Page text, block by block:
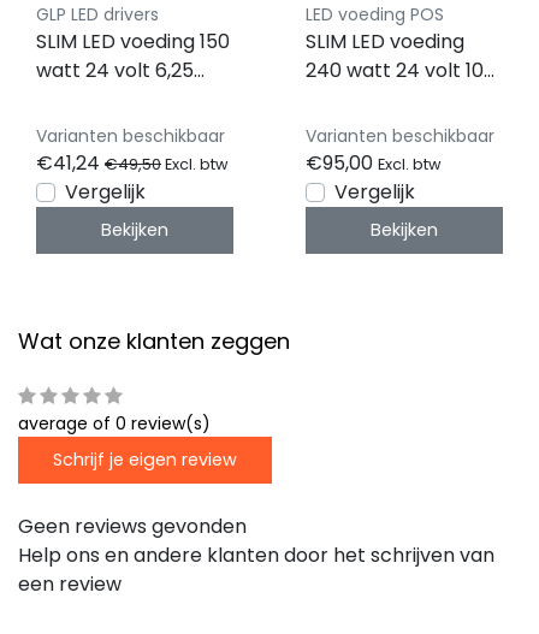
GLP LED drivers
SLIM LED voeding 150
watt 24 volt 6,25
compact - GTPC-
150-24-S
Varianten beschikbaar
€41,24 €49,50Excl. btw
Vergelijk
Bekijken
LED voeding POS
SLIM LED voeding
240 watt 24 volt 10
compact -
FTPC240V24-S3
Varianten beschikbaar
€95,00 Excl. btw
Vergelijk
Bekijken
Wat onze klanten zeggen
average of 0 review(s)
Schrijf je eigen review
Geen reviews gevonden
Help ons en andere klanten door het schrijven van
een review